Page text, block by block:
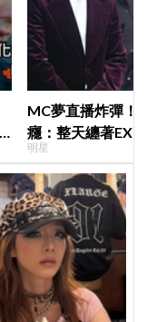
MC夢直播炸彈！
癮：整天纏著
「伯賢啊，男人
明星